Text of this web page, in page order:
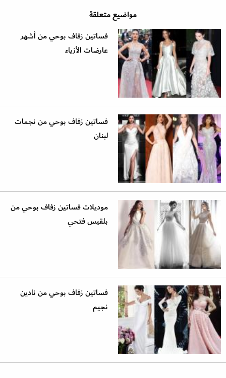
مواضيع متعلقة
فساتين زفاف بوحي من أشهر
عارضات الأزياء
فساتين زفاف بوحي من نجمات
لبنان
موديلات فساتين زفاف بوحي من
بلقيس فتحي
فساتين زفاف بوحي من نادين
نجيم